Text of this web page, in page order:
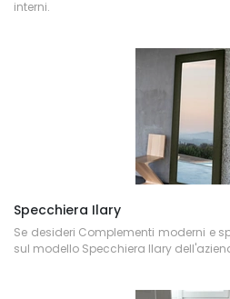
interni.
Specchiera Ilary
Se desideri Complementi moderni e
sul modello Specchiera Ilary